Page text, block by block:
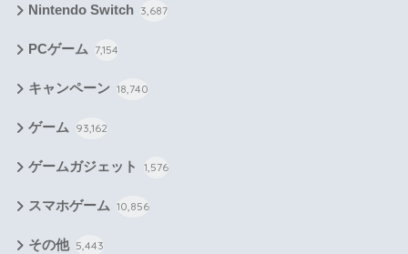
Nintendo Switch 3,687
PCゲーム 7,154
キャンペーン 18,740
ゲーム 93,162
ゲームガジェット 1,576
スマホゲーム 10,856
その他 5,443